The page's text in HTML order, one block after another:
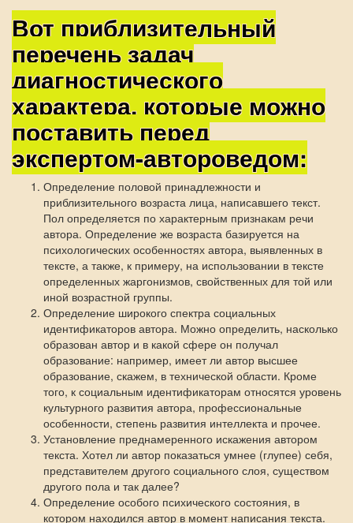
Вот приблизительный
перечень задач
диагностического
характера, которые можно
поставить перед
экспертом-автороведом:
Определение половой принадлежности и
приблизительного возраста лица, написавшего текст.
Пол определяется по характерным признакам речи
автора. Определение же возраста базируется на
психологических особенностях автора, выявленных в
тексте, а также, к примеру, на использовании в тексте
определенных жаргонизмов, свойственных для той или
иной возрастной группы.
Определение широкого спектра социальных
идентификаторов автора. Можно определить, насколько
образован автор и в какой сфере он получал
образование: например, имеет ли автор высшее
образование, скажем, в технической области. Кроме
того, к социальным идентификаторам относятся уровень
культурного развития автора, профессиональные
особенности, степень развития интеллекта и прочее.
Установление преднамеренного искажения автором
текста. Хотел ли автор показаться умнее (глупее) себя,
представителем другого социального слоя, существом
другого пола и так далее?
Определение особого психического состояния, в
котором находился автор в момент написания текста.